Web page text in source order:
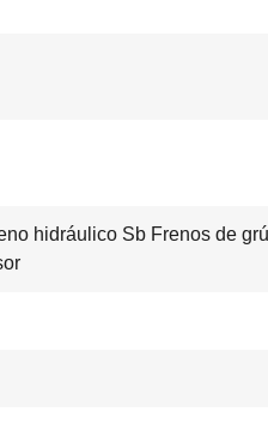
hidráulico Sb Frenos de